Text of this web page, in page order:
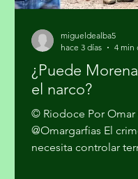
¿Puede
el narco?
© Riodoce Por Omar
@Omargarfias El crimen organizado
hace 3 días
4 min